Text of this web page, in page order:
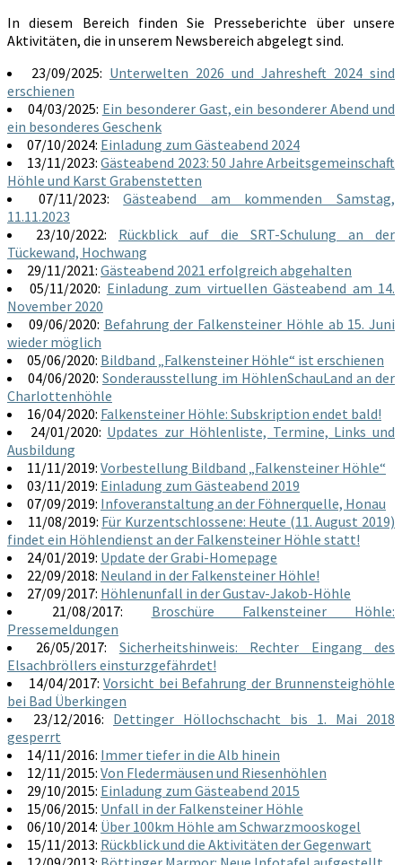
In diesem Bereich finden Sie Presseberichte über unsere
Aktivitäten, die in unserem Newsbereich abgelegt sind.
23/09/2025: Unterwelten 2026 und Jahresheft 2024 sind
erschienen
04/03/2025: Ein besonderer Gast, ein besonderer Abend und
ein besonderes Geschenk
07/10/2024: Einladung zum Gästeabend 2024
13/11/2023:Gästeabend 2023: 50 Jahre Arbeitsgemeinschaft
Höhle und Karst Grabenstetten
07/11/2023:Gästeabend am kommenden Samstag,
11.11.2023
23/10/2022: Rückblick auf die SRT-Schulung an der
Tückewand, Hochwang
29/11/2021: Gästeabend 2021 erfolgreich abgehalten
05/11/2020: Einladung zum virtuellen Gästeabend am 14.
November 2020
09/06/2020: Befahrung der Falkensteiner Höhle ab 15. Juni
wieder möglich
05/06/2020: Bildband „Falkensteiner Höhle“ ist erschienen
04/06/2020: Sonderausstellung im HöhlenSchauLand an der
Charlottenhöhle
16/04/2020: Falkensteiner Höhle: Subskription endet bald!
24/01/2020: Updates zur Höhlenliste, Termine, Links und
Ausbildung
11/11/2019: Vorbestellung Bildband „Falkensteiner Höhle“
03/11/2019: Einladung zum Gästeabend 2019
07/09/2019: Infoveranstaltung an der Föhnerquelle, Honau
11/08/2019: Für Kurzentschlossene: Heute (11. August 2019)
findet ein Höhlendienst an der Falkensteiner Höhle statt!
24/01/2019: Update der Grabi-Homepage
22/09/2018: Neuland in der Falkensteiner Höhle!
27/09/2017: Höhlenunfall in der Gustav-Jakob-Höhle
21/08/2017: Broschüre Falkensteiner Höhle:
Pressemeldungen
26/05/2017: Sicherheitshinweis: Rechter Eingang des
Elsachbröllers einsturzgefährdet!
14/04/2017: Vorsicht bei Befahrung der Brunnensteighöhle
bei Bad Überkingen
23/12/2016: Dettinger Höllochschacht bis 1. Mai 2018
gesperrt
14/11/2016: Immer tiefer in die Alb hinein
12/11/2015: Von Fledermäusen und Riesenhöhlen
29/10/2015: Einladung zum Gästeabend 2015
15/06/2015: Unfall in der Falkensteiner Höhle
06/10/2014: Über 100km Höhle am Schwarzmooskogel
15/11/2013: Rückblick und die Aktivitäten der Gegenwart